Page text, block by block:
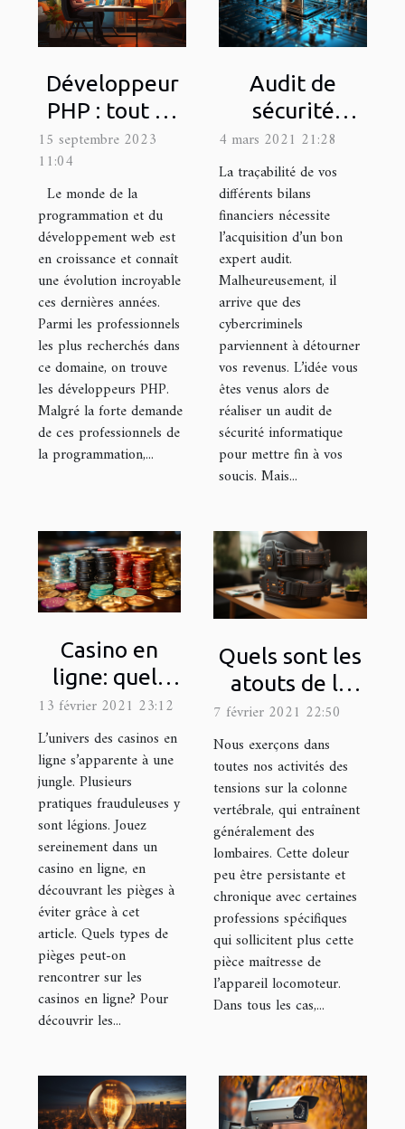
Développeur
PHP : tout ce
qu’il importe
de savoir
15 septembre 2023
11:04
Le monde de la
programmation et du
développement web est
en croissance et connaît
une évolution incroyable
ces dernières années.
Parmi les professionnels
les plus recherchés dans
ce domaine, on trouve
les développeurs PHP.
Malgré la forte demande
de ces professionnels de
la programmation,...
Audit de
sécurité
informatique :
Que devriez-
savoir sur sa
réalisation ?
4 mars 2021 21:28
La traçabilité de vos
différents bilans
financiers nécessite
l’acquisition d’un bon
expert audit.
Malheureusement, il
arrive que des
cybercriminels
parviennent à détourner
vos revenus. L’idée vous
êtes venus alors de
réaliser un audit de
sécurité informatique
pour mettre fin à vos
soucis. Mais...
Casino en
ligne: quels
pièges
éviter?
13 février 2021 23:12
L’univers des casinos en
ligne s’apparente à une
jungle. Plusieurs
pratiques frauduleuses y
sont légions. Jouez
sereinement dans un
casino en ligne, en
découvrant les pièges à
éviter grâce à cet
article. Quels types de
pièges peut-on
rencontrer sur les
casinos en ligne? Pour
découvrir les...
Quels sont les
atouts de la
ceinture de
décompression
lombaire ?
7 février 2021 22:50
Nous exerçons dans
toutes nos activités des
tensions sur la colonne
vertébrale, qui entraînent
généralement des
lombaires. Cette doleur
peu être persistante et
chronique avec certaines
professions spécifiques
qui sollicitent plus cette
pièce maîtresse de
l’appareil locomoteur.
Dans tous les cas,...